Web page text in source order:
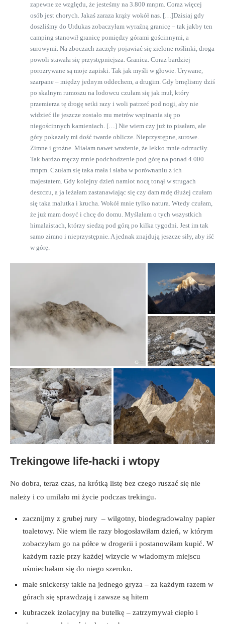
zapewne ze względu, że jesteśmy na 3.800 mnpm. Coraz więcej
osób jest chorych. Jakaś zaraza krąży wokół nas. […]Dzisiaj gdy
doszliśmy do Urdukas zobaczyłam wyraźną granicę – tak jakby ten
camping stanowił granicę pomiędzy górami gościnnymi, a
surowymi. Na zboczach zaczęły pojawiać się zielone roślinki, droga
powoli stawała się przystępniejsza. Granica. Coraz bardziej
porozrywane są moje zapiski. Tak jak myśli w głowie. Urywane,
szarpane – między jednym oddechem, a drugim. Gdy brnęlismy dziś
po skalnym rumoszu na lodowcu czułam się jak muł, który
przemierza tę drogę setki razy i woli patrzeć pod nogi, aby nie
widzieć ile jeszcze zostało mu metrów wspinania się po
niegościnnych kamieniach. […] Nie wiem czy już to pisałam, ale
góry pokazały mi dość twarde oblicze. Nieprzystępne, surowe.
Zimne i groźne. Miałam nawet wrażenie, że lekko mnie odrzuciły.
Tak bardzo męczy mnie podchodzenie pod górę na ponad 4.000
mnpm. Czułam się taka mała i słaba w porównaniu z ich
majestatem. Gdy kolejny dzień namiot nocą tonął w strugach
deszczu, a ja leżałam zastanawiając się czy dam radę dłużej czułam
się taka malutka i krucha. Wokół mnie tylko natura. Wtedy czułam,
że już mam dosyć i chcę do domu. Myślałam o tych wszystkich
himalaistach, którzy siedzą pod górą po kilka tygodni. Jest im tak
samo zimno i nieprzystępnie. A jednak znajdują jeszcze siły, aby iść
w górę.
Trekingowe life-hacki i wtopy
No dobra, teraz czas, na krótką listę bez czego ruszać się nie
należy i co umilało mi życie podczas trekingu.
zacznijmy z grubej rury – wilgotny, biodegradowalny papier
toaletowy. Nie wiem ile razy błogosławiłam dzień, w którym
zobaczyłam go na półce w drogerii i postanowiłam kupić. W
każdym razie przy każdej wizycie w wiadomym miejscu
uśmiechałam się do niego szeroko.
małe snickersy takie na jednego gryza – za każdym razem w
górach się sprawdzają i zawsze są hitem
kubraczek izolacyjny na butelkę – zatrzymywał ciepło i